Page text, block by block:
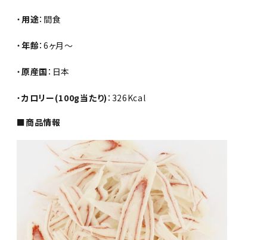
・用途：間食
・年齢：6ヶ月～
・原産国 ：日本
・カロリー(100g当たり) ：326Kcal
■商品情報